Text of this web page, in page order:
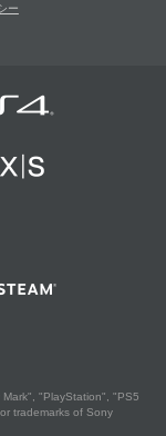
ー
"PlayStation", "PS5
trademarks of Sony